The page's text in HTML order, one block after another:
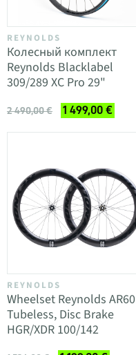
REYNOLDS
Колесный комплект
Reynolds Blacklabel
309/289 XC Pro 29"
2 490,00 € 1 499,00 €
REYNOLDS
Wheelset Reynolds AR60
Tubeless, Disc Brake
HGR/XDR 100/142